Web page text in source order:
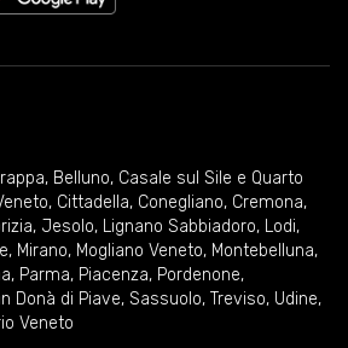
, Belluno, Casale sul Sile e Quarto
, Cittadella, Conegliano, Cremona,
, Jesolo, Lignano Sabbiadoro, Lodi,
, Mirano, Mogliano Veneto, Montebelluna,
, Parma, Piacenza, Pordenone,
Donà di Piave, Sassuolo, Treviso, Udine,
Veneto